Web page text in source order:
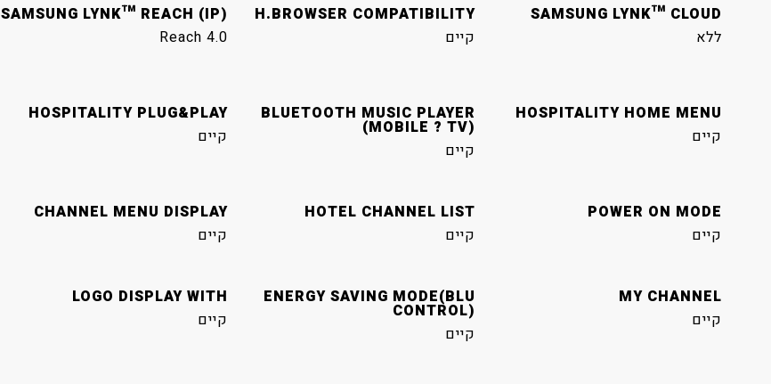
SAMSUNG LYNK™ CLOUD
ללא
H.BROWSER COMPATIBILITY
קיים
SAMSUNG LYNK™ REACH (IP)
Reach 4.0
HOSPITALITY HOME MENU
קיים
BLUETOOTH MUSIC PLAYER
(MOBILE ? TV)
קיים
HOSPITALITY PLUG&PLAY
קיים
POWER ON MODE
קיים
HOTEL CHANNEL LIST
קיים
CHANNEL MENU DISPLAY
קיים
MY CHANNEL
קיים
ENERGY SAVING MODE(BLU
CONTROL)
קיים
LOGO DISPLAY WITH
קיים